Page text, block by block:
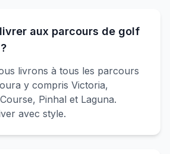
aux parcours de golf
livrons à tous les parcours
y compris Victoria,
Pinhal et Laguna.
avec style.